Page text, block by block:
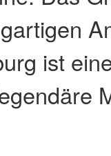
ist